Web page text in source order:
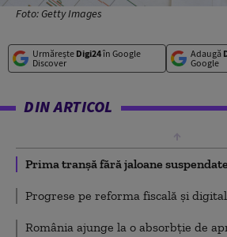
Foto: Getty Images
Urmărește Digi24în Google
Discover
Adaugă
Google
DIN ARTICOL
Prima tranșă fără jaloane suspendate
Progrese pe reforma fiscală și
România ajunge la o absorbție de